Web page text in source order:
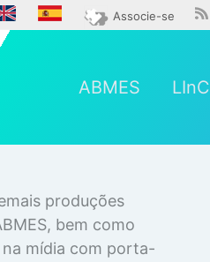
Associe-se
ABMES LInC
produções
bem como
mídia com porta-